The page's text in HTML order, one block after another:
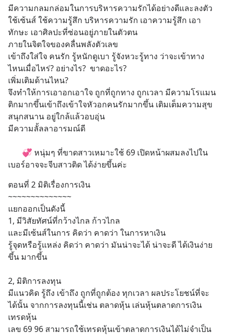
มีความกลมกล่อมในการบริหารความรักได้อย่างดีและลงตัว
ใช้เซ้นส์ ใช้ความรู้สึก บริหารความรัก เอาความรู้สึก เอา
ทักษะ เอาศิลปะที่ซ่อนอยู่ภายในตัวตน
ภายในจิตใจของคลื่นพลังตัวเลข
เข้าถึงใส่ใจ คนรัก รู้หนักดูเบา รู้จังหวะรู้ทาง ว่าจะเข้าทาง
ไหนเมื่อไหร่? อย่างไร?  ขาดอะไร?
เพิ่มเติมด้านไหน?
จึงทำให้การเอาอกเอาใจ ถูกที่ถูกทาง ถูกเวลา มีความโรแมน
ติกมากขึ้นเข้าถึงเข้าใจหัวอกคนรักมากขึ้น เติมเต็มความสุข
สนุกสนาน อยู่ใกล้แล้วอบอุ่น
มีความลั้ลลาอารมณ์ดี
เบอร์อาจจะจีบสาวติด ได้ง่ายขึ้นค่ะ
ตอนที่ 2 มิติเรื่องการเงิน
~~~~~~~~~~~~~~
แยกออกเป็นดังนี้
1, มีวิสัยทัศน์ที่กว้างไกล ก้าวไกล
และมีเซ้นส์ในการ คิดว่า คาดว่า ในการหาเงิน
รู้จุดหรือรู้แหล่ง คิดว่า คาดว่า มันน่าจะได้ น่าจะดี ได้เงินง่าย
ขึ้น มากขึ้น
2, มิติการลงทุน
มีแนวคิด รู้ถึง เข้าถึง ถูกที่ถูกต้อง ทุกเวลา ผลประโยชน์ที่จะ
ได้นั้น จากการลงทุนนี้เช่น ตลาดหุ้น เล่นหุ้นตลาดการเงิน
เทรดหุ้น
เลข 69 96 สามารถใช้เทรดหุ้นเข้าตลาดการเงินได้ไม่จำเป็น